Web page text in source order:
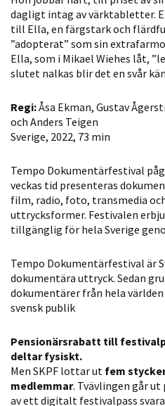
dagligt intag av värktabletter.
till Ella, en färgstark och
”adopterat” som sin
Ella, som i Mikael Wiehes låt,
slutet nalkas blir det en svår
Regi:Åsa Ekman, Gustav
och Anders Teigen
Sverige, 2022, 73 min
Tempo Dokumentärfestival
veckas tid presenteras
film, radio, foto, transmedia
uttrycksformer. Festivalen
tillgänglig för hela Sverige
Tempo Dokumentärfestival är
dokumentära uttryck. Sedan
dokumentärer från hela
svensk publik
Pensionärsrabatt till
deltar fysiskt.
Men SKPF lottar ut fem
medlemmar. Tvävlingen går
av ett digitalt festivalpass